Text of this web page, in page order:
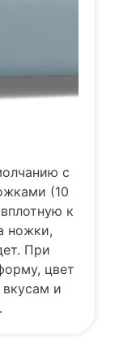
с
(10
к
ножки,
При
цвет
и
.